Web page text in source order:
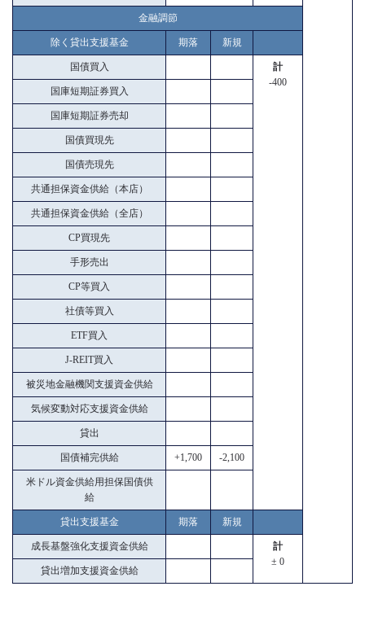
金融調節
除く貸出支援基金 期落 新規
国債買入
計
-400
国庫短期証券買入
国庫短期証券売却
国債買現先
国債売現先
共通担保資金供給（本店）
共通担保資金供給（全店）
CP買現先
手形売出
CP等買入
社債等買入
ETF買入
J-REIT買入
被災地金融機関支援資金供給
気候変動対応支援資金供給
貸出
国債補完供給 +1,700 -2,100
米ドル資金供給用担保国債供
給
貸出支援基金 期落 新規
成長基盤強化支援資金供給
計
± 0
貸出増加支援資金供給